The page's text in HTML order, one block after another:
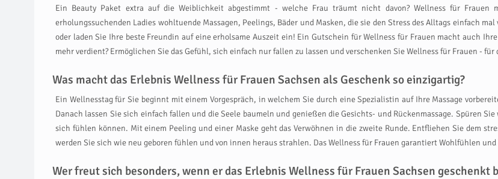
Ein Beauty Paket extra auf die Weiblichkeit abgestimmt - welche Frau träumt nicht davon? Wellness für Frauen
erholungssuchenden Ladies wohltuende Massagen, Peelings, Bäder und Masken, die sie den Stress des Alltags einfach
oder laden Sie Ihre beste Freundin auf eine erholsame Auszeit ein! Ein Gutschein für Wellness für Frauen macht auch
mehr verdient? Ermöglichen Sie das Gefühl, sich einfach nur fallen zu lassen und verschenken Sie Wellness für Frauen -
Was macht das Erlebnis Wellness für Frauen Sachsen als Geschenk so einzigartig?
Ein Wellnesstag für Sie beginnt mit einem Vorgespräch, in welchem Sie durch eine Spezialistin auf Ihre Massage
Danach lassen Sie sich einfach fallen und die Seele baumeln und genießen die Gesichts- und Rückenmassage. Spüren
sich fühlen können. Mit einem Peeling und einer Maske geht das Verwöhnen in die zweite Runde. Entfliehen Sie dem
werden Sie sich wie neu geboren fühlen und von innen heraus strahlen. Das Wellness für Frauen garantiert Wohlfühlen und
Wer freut sich besonders, wenn er das Erlebnis Wellness für Frauen Sachsen geschenkt